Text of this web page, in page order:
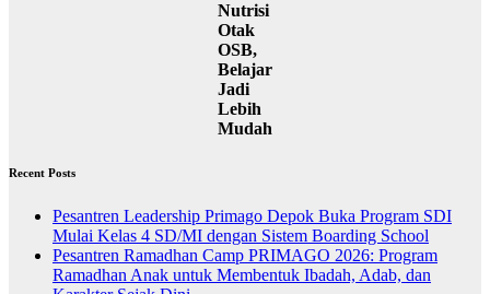
Nutrisi
Otak
OSB,
Belajar
Jadi
Lebih
Mudah
Recent Posts
Pesantren Leadership Primago Depok Buka Program SDI
Mulai Kelas 4 SD/MI dengan Sistem Boarding School
Pesantren Ramadhan Camp PRIMAGO 2026: Program
Ramadhan Anak untuk Membentuk Ibadah, Adab, dan